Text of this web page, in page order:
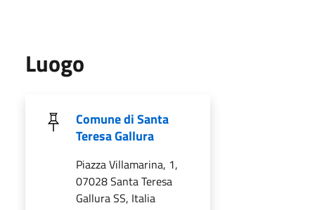
Luogo
Comune di Santa
Teresa Gallura
Piazza Villamarina, 1,
07028 Santa Teresa
Gallura SS, Italia